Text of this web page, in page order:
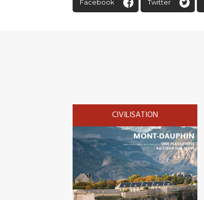
Facebook Twitter
CIVILISATION